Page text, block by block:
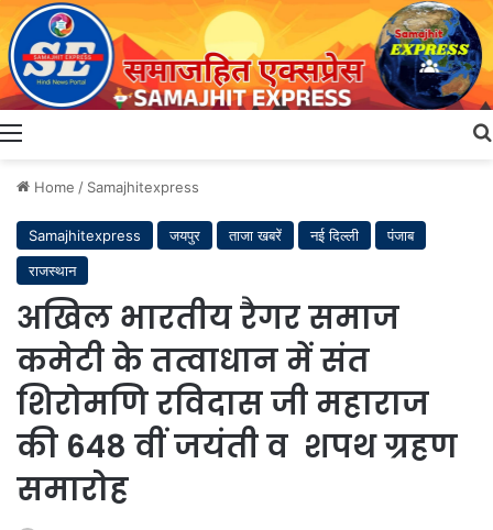
Menu
Home / Samajhitexpress
Samajhitexpress जयपुर ताजा खबरें नई दिल्ली
पंजाब
राजस्थान
अखिल भारतीय रैगर समाज
कमेटी के तत्वाधान में संत
शिरोमणि रविदास जी महाराज
की 648 वीं जयंती व शपथ ग्रहण
समारोह